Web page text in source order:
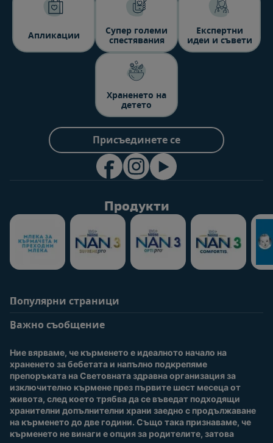
Aпликации
Супер големи
спестявания
Експертни
идеи и съвети
Храненето на
детето
Присъединете се
Продукти
Популярни страници
Често задавани
За нас
Присъединете се към
Nestlé Baby Club
Купи сега
Нашите марки и
продукти
Качество и сигурност
Важно съобщение
Ние вярваме, че кърменето е идеалното начало на
храненето за бебетата и напълно подкрепяме
препоръката на Световната здравна организация за
изключително кърмене през първите шест месеца от
живота, след което трябва да се въведат подходящи
хранителни допълнителни храни заедно с продължаване
на кърменето до две години. Също така признаваме, че
кърменето не винаги е опция за родителите, затова